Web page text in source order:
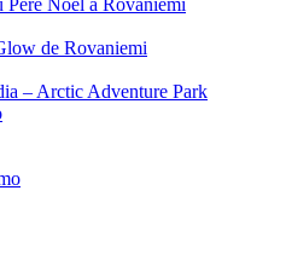
Noel à Rovaniemi
de Rovaniemi
– Arctic Adventure Park